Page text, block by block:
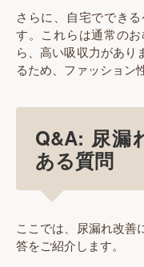
さらに、自宅ででき
す。これらは通常の
ら、高い吸収力があり
るため、ファッション
Q&A: 尿漏
ある質問
ここでは、尿漏れ改善
答をご紹介します。